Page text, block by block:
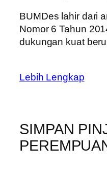
BUMDes lahir dari
Nomor 6 Tahun
dukungan kuat
Lebih Lengkap
SIMPAN